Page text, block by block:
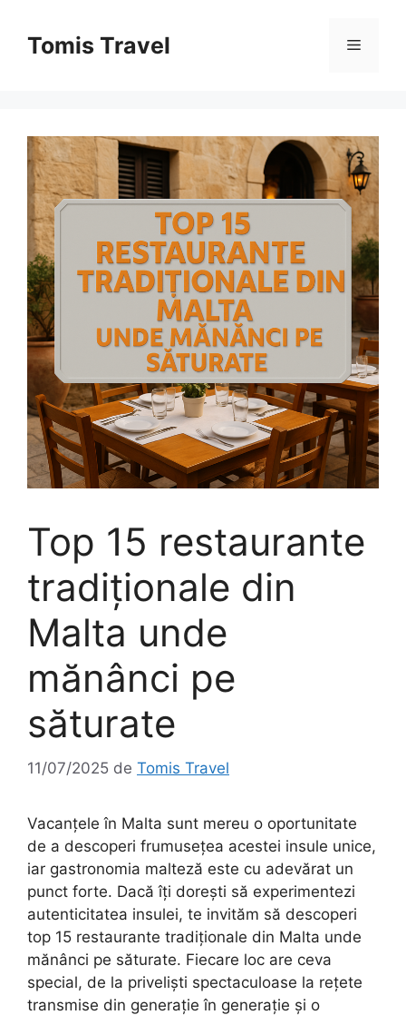
conținutTomis Travel Meniu
Top 15 restaurante
tradiționale din
Malta unde
mănânci pe
săturate
11/07/2025 de Tomis Travel
Vacanțele în Malta sunt mereu o oportunitate
de a descoperi frumusețea acestei insule unice,
iar gastronomia malteză este cu adevărat un
punct forte. Dacă îți dorești să experimentezi
autenticitatea insulei, te invităm să descoperi
top 15 restaurante tradiționale din Malta unde
mănânci pe săturate. Fiecare loc are ceva
special, de la priveliști spectaculoase la rețete
transmise din generație în generație și o